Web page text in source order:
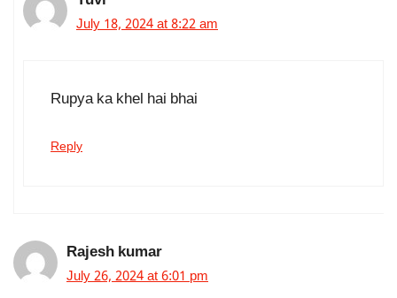
July 18, 2024 at 8:22 am
Rupya ka khel hai bhai
Reply
Rajesh kumar
July 26, 2024 at 6:01 pm